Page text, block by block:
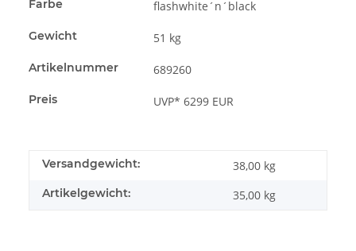
Farbe flashwhite´n´black
Gewicht 51 kg
Artikelnummer 689260
Preis UVP* 6299 EUR
Versandgewicht: 38,00 kg
Artikelgewicht: 35,00 kg